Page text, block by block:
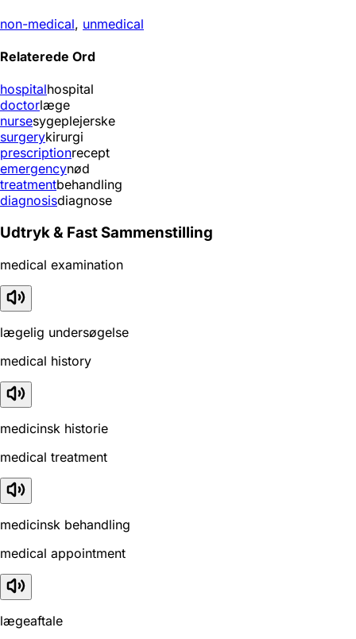
non-medical, unmedical
Relaterede Ord
hospitalhospital
doctorlæge
nursesygeplejerske
surgerykirurgi
prescriptionrecept
emergencynød
treatmentbehandling
diagnosisdiagnose
Udtryk & Fast Sammenstilling
medical examination
lægelig undersøgelse
medical history
medicinsk historie
medical treatment
medicinsk behandling
medical appointment
lægeaftale